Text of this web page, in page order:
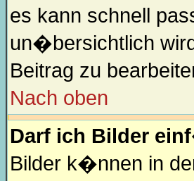
es kann schnell
un�bersichtlich
Beitrag zu
Nach oben
Darf ich Bilder
Bilder k�nnen in